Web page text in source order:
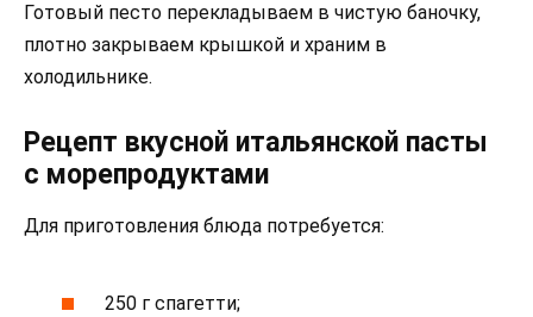
Готовый песто перекладываем в чистую баночку,
плотно закрываем крышкой и храним в
холодильнике.
Рецепт вкусной итальянской пасты
с морепродуктами
Для приготовления блюда потребуется:
250 г спагетти;